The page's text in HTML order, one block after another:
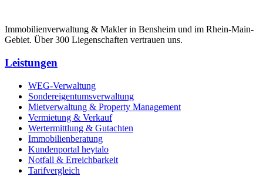
Immobilienverwaltung & Makler in Bensheim und im Rhein-Main-
Gebiet. Über 300 Liegenschaften vertrauen uns.
Leistungen
WEG-Verwaltung
Sondereigentumsverwaltung
Mietverwaltung & Property Management
Vermietung & Verkauf
Wertermittlung & Gutachten
Immobilienberatung
Kundenportal heytalo
Notfall & Erreichbarkeit
Tarifvergleich